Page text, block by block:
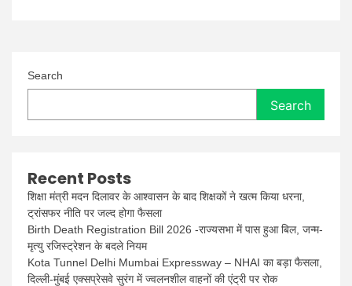
Search
Search
Recent Posts
शिक्षा मंत्री मदन दिलावर के आश्वासन के बाद शिक्षकों ने खत्म किया धरना,
ट्रांसफर नीति पर जल्द होगा फैसला
Birth Death Registration Bill 2026 -राज्यसभा में पास हुआ बिल, जन्म-
मृत्यु रजिस्ट्रेशन के बदले नियम
Kota Tunnel Delhi Mumbai Expressway – NHAI का बड़ा फैसला,
दिल्ली-मुंबई एक्सप्रेसवे सुरंग में ज्वलनशील वाहनों की एंट्री पर रोक